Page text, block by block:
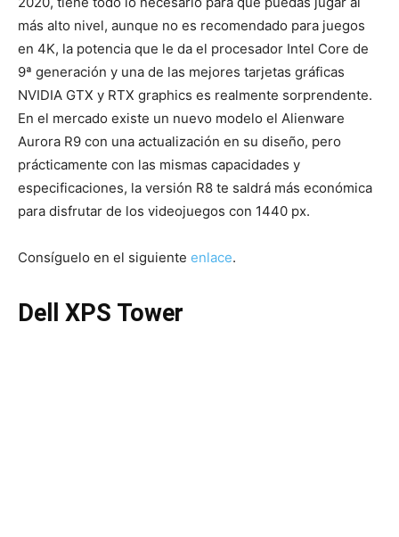
más alto nivel, aunque no es recomendado para juegos
en 4K, la potencia que le da el procesador Intel Core de
9ª generación y una de las mejores tarjetas gráficas
NVIDIA GTX y RTX graphics es realmente sorprendente.
En el mercado existe un nuevo modelo el Alienware
Aurora R9 con una actualización en su diseño, pero
prácticamente con las mismas capacidades y
especificaciones, la versión R8 te saldrá más económica
para disfrutar de los videojuegos con 1440 px.
Consíguelo en el siguiente enlace.
Dell XPS Tower